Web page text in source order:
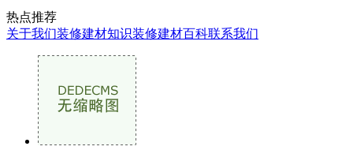
热点推荐
关于我们装修建材知识装修建材百科联系我们